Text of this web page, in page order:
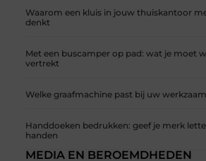
Waarom een kluis in jouw thuiskantoor
denkt
Met een buscamper op pad: wat je moet
vertrekt
Welke graafmachine past bij uw
Handdoeken bedrukken: geef je merk
handen
MEDIA EN BEROEMDHEDEN